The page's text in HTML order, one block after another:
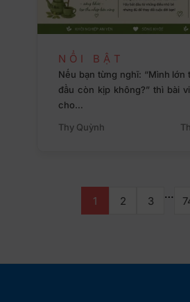
NỔI BẬT
Nếu bạn từng nghĩ: “Mình lớn
đầu còn kịp không?” thì bài
cho…
Thy Quỳnh
1 2 3
…